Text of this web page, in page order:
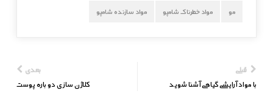
مو مواد خطرناک شامپو مواد سازنده شامپو
قبلی
با مواد آرایشی گیاهی آشنا شوید
بعدی
کلاژن سازی دو باره پوست